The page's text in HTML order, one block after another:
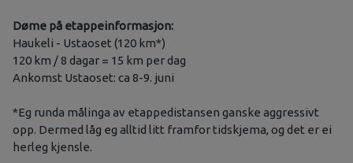
Døme på etappeinformasjon:
Haukeli - Ustaoset (120 km*)
120 km / 8 dagar = 15 km per dag
Ankomst Ustaoset: ca 8-9. juni
*Eg runda målinga av etappedistansen ganske aggressivt
opp. Dermed låg eg alltid litt framfor tidskjema, og det er ei
herleg kjensle.